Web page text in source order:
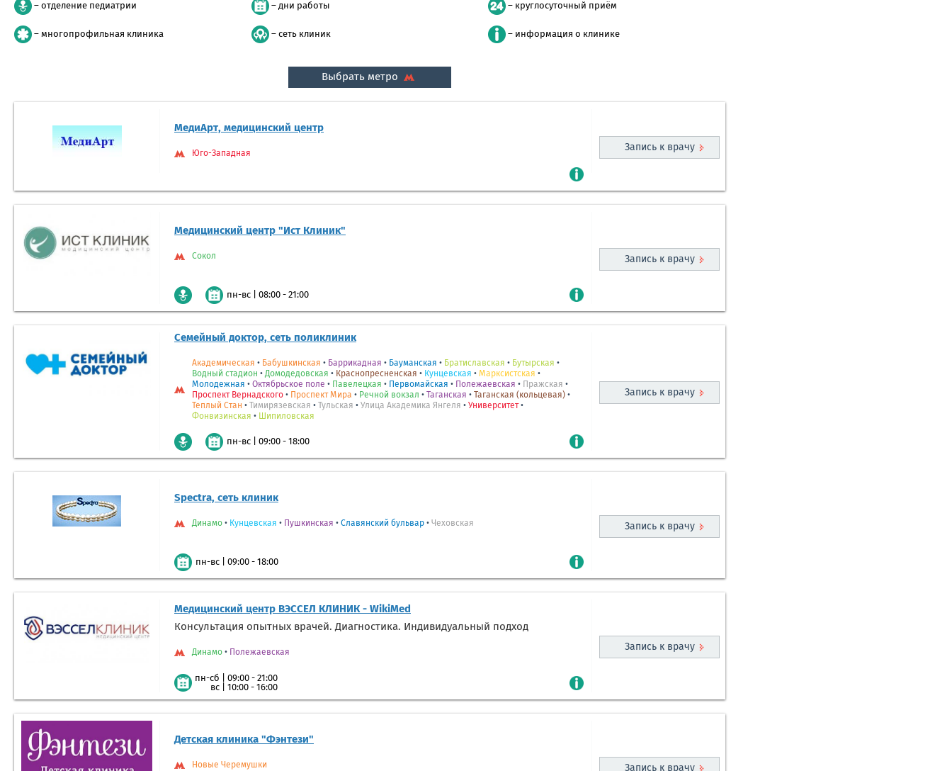
– отделение педиатрии – дни работы – круглосуточный приём
– многопрофильная клиника – сеть клиник – информация о клинике
Выбрать метро
МедиАрт, медицинский центр
Юго-Западная
Запись к врачу
Медицинский центр "Ист Клиник"
Сокол Запись к врачу
пн-вс 08:00 - 21:00
Семейный доктор, сеть поликлиник
Академическая • Бабушкинская • Баррикадная • Бауманская • Братиславская • Бутырская •
Водный стадион • Домодедовская • Краснопресненская • Кунцевская • Марксистская •
Молодежная • Октябрьское поле • Павелецкая • Первомайская • Полежаевская • Пражская •
Проспект Вернадского • Проспект Мира • Речной вокзал • Таганская • Таганская (кольцевая) •
Теплый Стан • Тимирязевская • Тульская • Улица Академика Янгеля • Университет•
Фонвизинская • Шипиловская
Запись к врачу
пн-вс 09:00 - 18:00
Spectra, сеть клиник
Динамо • Кунцевская • Пушкинская • Славянский бульвар • Чеховская Запись к врачу
пн-вс 09:00 - 18:00
Медицинский центр ВЭССЕЛ КЛИНИК - WikiMed
Консультация опытных врачей. Диагностика. Индивидуальный подход
Динамо • Полежаевская
Запись к врачу
пн-сб
09:00 - 21:00
вс
10:00 - 16:00
Детская клиника "Фэнтези"
Новые Черемушки Запись к врачу